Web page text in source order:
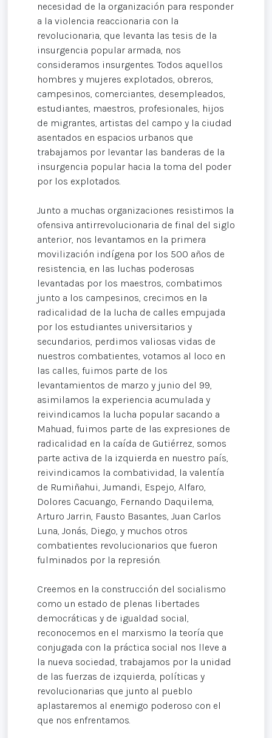
necesidad de la organización para responder
a la violencia reaccionaria con la
revolucionaria, que levanta las tesis de la
insurgencia popular armada, nos
consideramos insurgentes. Todos aquellos
hombres y mujeres explotados, obreros,
campesinos, comerciantes, desempleados,
estudiantes, maestros, profesionales, hijos
de migrantes, artistas del campo y la ciudad
asentados en espacios urbanos que
trabajamos por levantar las banderas de la
insurgencia popular hacia la toma del poder
por los explotados.
Junto a muchas organizaciones resistimos la
ofensiva antirrevolucionaria de final del siglo
anterior, nos levantamos en la primera
movilización indígena por los 500 años de
resistencia, en las luchas poderosas
levantadas por los maestros, combatimos
junto a los campesinos, crecimos en la
radicalidad de la lucha de calles empujada
por los estudiantes universitarios y
secundarios, perdimos valiosas vidas de
nuestros combatientes, votamos al loco en
las calles, fuimos parte de los
levantamientos de marzo y junio del 99,
asimilamos la experiencia acumulada y
reivindicamos la lucha popular sacando a
Mahuad, fuimos parte de las expresiones de
radicalidad en la caída de Gutiérrez, somos
parte activa de la izquierda en nuestro país,
reivindicamos la combatividad, la valentía
de Rumiñahui, Jumandi, Espejo, Alfaro,
Dolores Cacuango, Fernando Daquilema,
Arturo Jarrin, Fausto Basantes, Juan Carlos
Luna, Jonás, Diego, y muchos otros
combatientes revolucionarios que fueron
fulminados por la represión.
Creemos en la construcción del socialismo
como un estado de plenas libertades
democráticas y de igualdad social,
reconocemos en el marxismo la teoría que
conjugada con la práctica social nos lleve a
la nueva sociedad, trabajamos por la unidad
de las fuerzas de izquierda, políticas y
revolucionarias que junto al pueblo
aplastaremos al enemigo poderoso con el
que nos enfrentamos.